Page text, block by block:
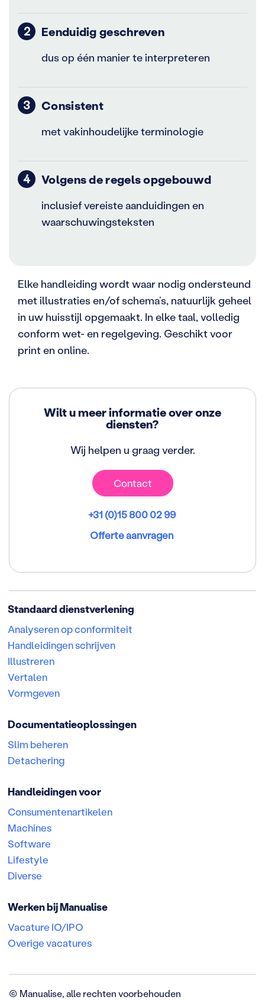
Eenduidig geschreven
dus op één manier te interpreteren
Consistent
met vakinhoudelijke terminologie
Volgens de regels opgebouwd
inclusief vereiste aanduidingen en
waarschuwingsteksten
Elke handleiding wordt waar nodig ondersteund
met illustraties en/of schema’s, natuurlijk geheel
in uw huisstijl opgemaakt. In elke taal, volledig
conform wet- en regelgeving. Geschikt voor
print en online.
Wilt u meer informatie over onze
diensten?
Wij helpen u graag verder.
Contact
+31 (0)15 800 02 99
Offerte aanvragen
Standaard dienstverlening
Analyseren op conformiteit
Handleidingen schrijven
Illustreren
Vertalen
Vormgeven
Documentatieoplossingen
Slim beheren
Detachering
Handleidingen voor
Consumentenartikelen
Machines
Software
Lifestyle
Diverse
Werken bij Manualise
Vacature IO/IPO
Overige vacatures
© Manualise, alle rechten voorbehouden